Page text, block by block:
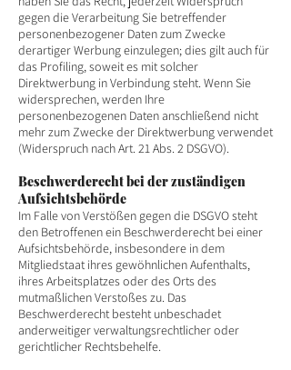
gegen die Verarbeitung Sie betreffender
personenbezogener Daten zum Zwecke
derartiger Werbung einzulegen; dies gilt auch für
das Profiling, soweit es mit solcher
Direktwerbung in Verbindung steht. Wenn Sie
widersprechen, werden Ihre
personenbezogenen Daten anschließend nicht
mehr zum Zwecke der Direktwerbung verwendet
(Widerspruch nach Art. 21 Abs. 2 DSGVO).
Beschwerderecht bei der zuständigen
Aufsichtsbehörde
Im Falle von Verstößen gegen die DSGVO steht
den Betroffenen ein Beschwerderecht bei einer
Aufsichtsbehörde, insbesondere in dem
Mitgliedstaat ihres gewöhnlichen Aufenthalts,
ihres Arbeitsplatzes oder des Orts des
mutmaßlichen Verstoßes zu. Das
Beschwerderecht besteht unbeschadet
anderweitiger verwaltungsrechtlicher oder
gerichtlicher Rechtsbehelfe.